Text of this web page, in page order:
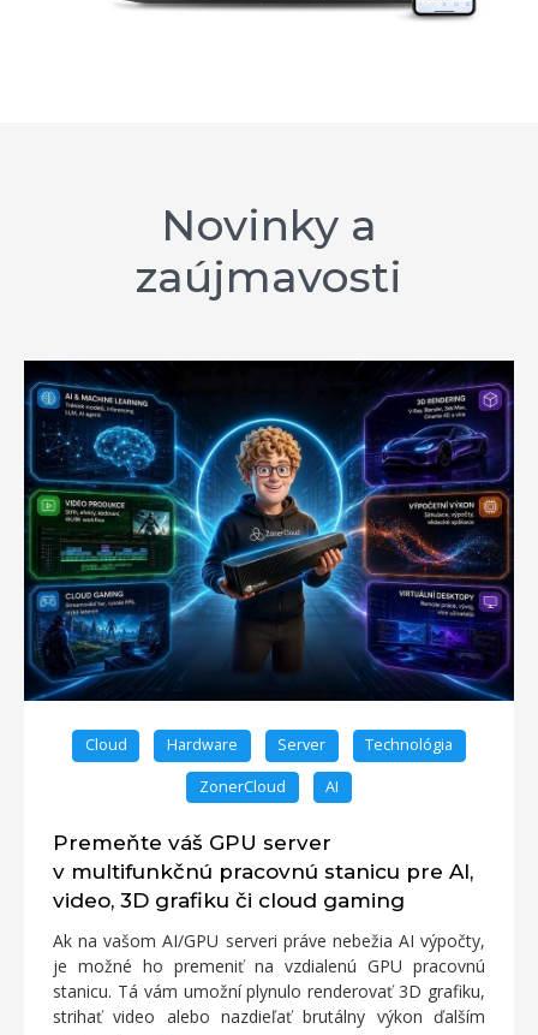
Novinky a
zaújmavosti
Cloud Hardware Server Technológia
ZonerCloud AI
Premeňte váš GPU server
v multifunkčnú pracovnú stanicu pre AI,
video, 3D grafiku či cloud gaming
Ak na vašom AI/GPU serveri práve nebežia AI výpočty,
je možné ho premeniť na vzdialenú GPU pracovnú
stanicu. Tá vám umožní plynulo renderovať 3D grafiku,
strihať video alebo nazdieľať brutálny výkon ďalším